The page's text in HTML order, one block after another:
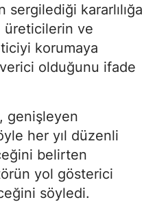
kararlılığa
üreticilerin ve
korumaya
olduğunu ifade
genişleyen
her yıl düzenli
belirten
yol gösterici
söyledi.